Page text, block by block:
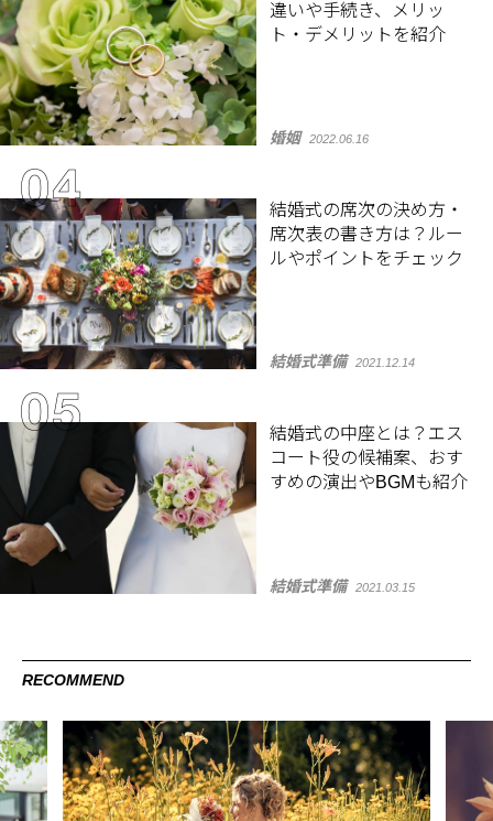
違いや手続き、メリッ
ト・デメリットを紹介
婚姻 2022.06.16
結婚式の席次の決め方・
席次表の書き方は？ルー
ルやポイントをチェック
結婚式準備 2021.12.14
結婚式の中座とは？エス
コート役の候補案、おす
すめの演出やBGMも紹介
結婚式準備 2021.03.15
RECOMMEND